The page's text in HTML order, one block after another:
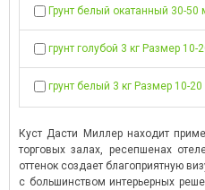
Грунт белый окатанный 30-50
грунт голубой 3 кг Размер 10-
грунт белый 3 кг Размер 10-
Куст Дасти Миллер находит
торговых залах, ресепшенах
оттенок создает благоприятную
с большинством интерьерных